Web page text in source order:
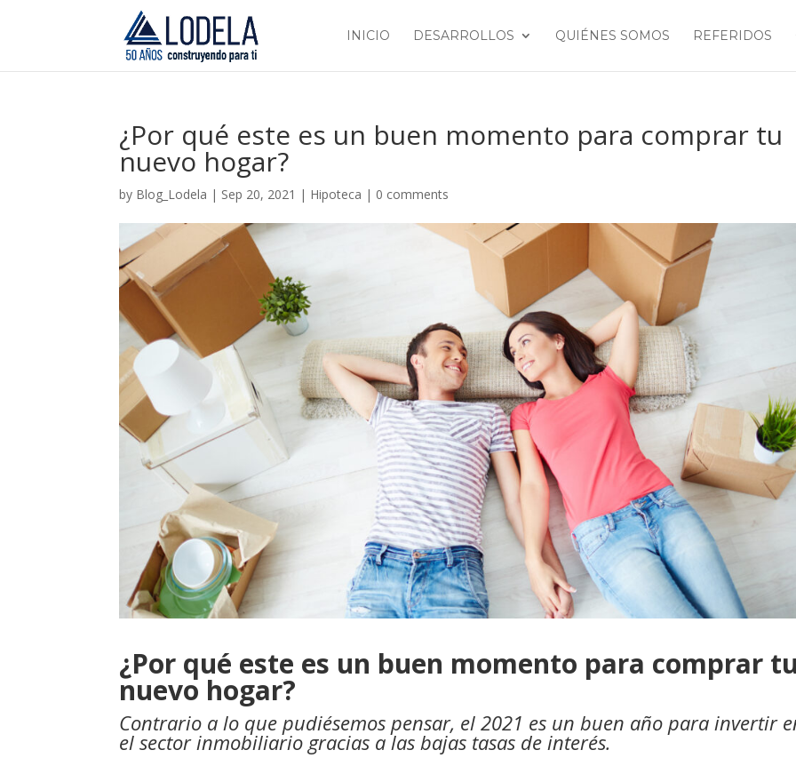
INICIO DESARROLLOS QUIÉNES SOMOS REFERIDOS
¿Por qué este es un buen momento para comprar tu
nuevo hogar?
by Blog_Lodela | Sep 20, 2021 | Hipoteca | 0 comments
¿Por qué este es un buen momento para comprar
nuevo hogar?
Contrario a lo que pudiésemos pensar, el 2021 es un buen año para invertir
el sector inmobiliario gracias a las bajas tasas de interés.